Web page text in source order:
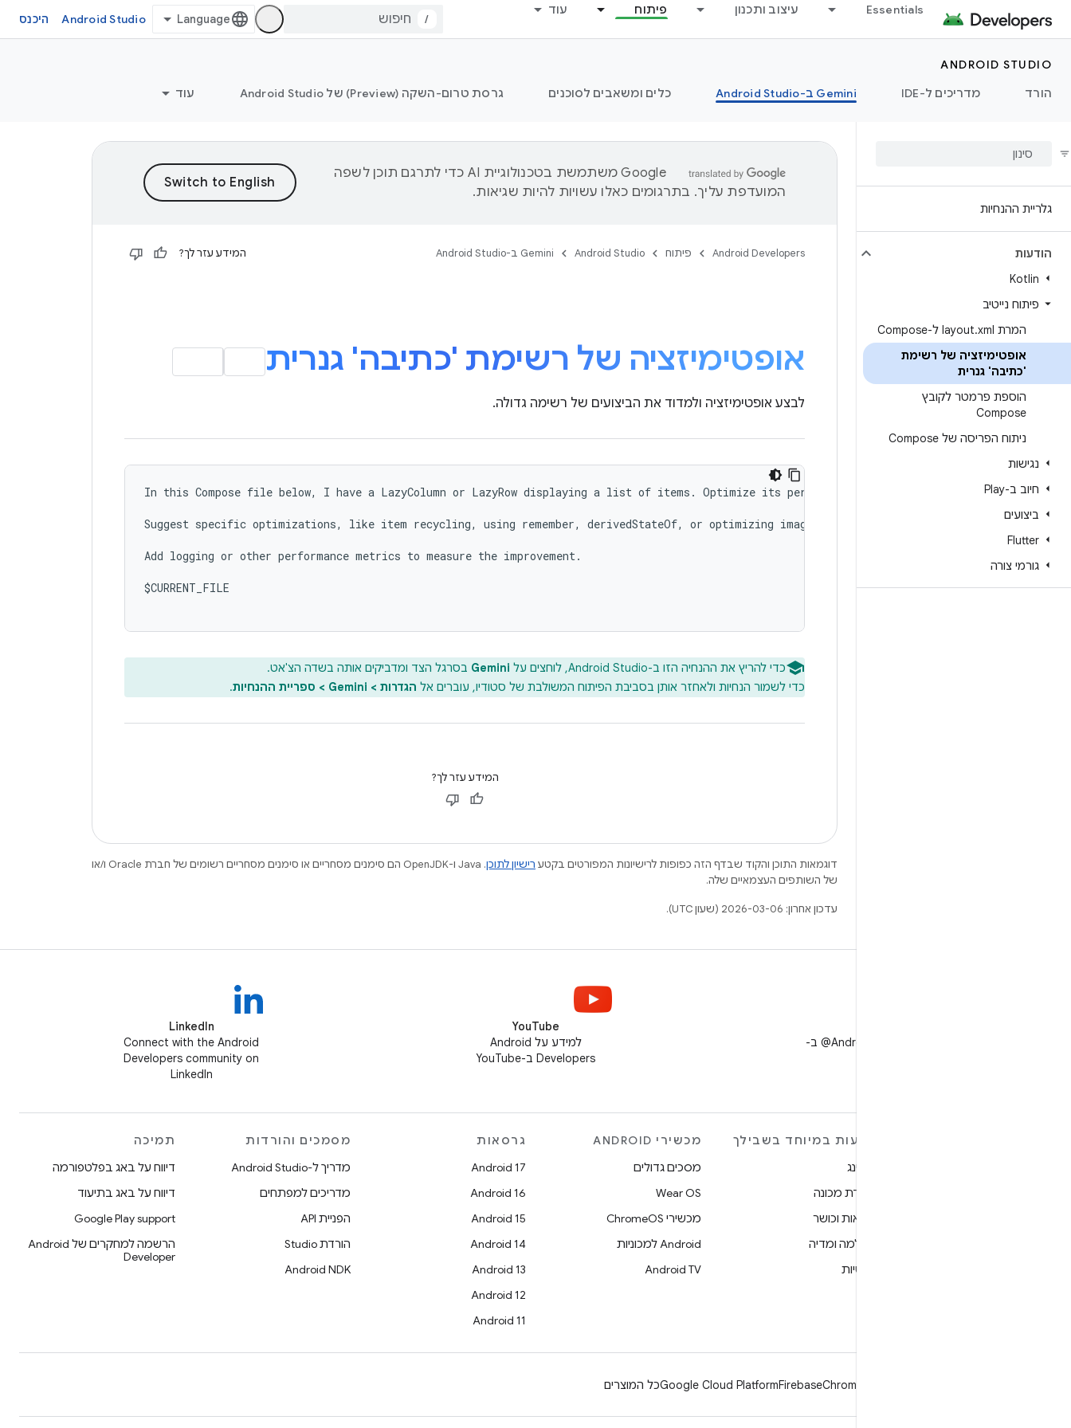
Essentials עיצוב ותכנון פיתוח עוד
/
Android Studio היכנס
ANDROID STUDIO
הורד
מדריכים ל-IDE ‫Gemini ב-Android Studio כלים ומשאבים לסוכנים גרסת טרום-השקה (Preview) של Android Studio עוד
גלריית ההנחיות
הודעות
Kotlin
פיתוח נייטיב
המרת layout
.xml ל-Compose
אופטימיזציה של רשימת
'כתיבה' גנרית
הוספת פרמטר לקובץ
Compose
ניתוח הפריסה של Compose
נגישות
חיוב ב-Play
ביצועים
Flutter
גורמי צורה
‫Google משתמשת בטכנולוגיית AI כדי לתרגם תוכן לשפה
המועדפת עליך. בתרגומים כאלו עשויות להיות שגיאות.
Android Developers פיתוח Android Studio ‫Gemini ב-Android Studio המידע עזר לך?
אופטימיזציה של רשימת 'כתיבה' גנרית
לבצע אופטימיזציה ולמדוד את הביצועים של רשימה גדולה.
In this Compose file below, I have a LazyColumn or LazyRow displaying a list of items. Optimize its performance for large lists.
Suggest specific optimizations, like item recycling, using remember, derivedStateOf, or optimizing image loading, and provide code examples to
Add logging or other performance metrics to measure the improvement.
$CURRENT_FILE
כדי להריץ את ההנחיה הזו ב-Android Studio, לוחצים על Gemini בסרגל הצד ומדביקים אותה בשדה הצ'אט.
כדי לשמור הנחיות ולאחזר אותן בסביבת הפיתוח המשולבת של סטודיו, עוברים אל הגדרות > Gemini > ספריית ההנחיות .
המידע עזר לך?
דוגמאות התוכן והקוד שבדף הזה כפופות לרישיונות המפורטים בקטע רישיון לתוכן
.‏ Java ו-OpenJDK הם סימנים מסחריים או סימנים מסחריים רשומים של חברת Oracle ו/או
של השותפים העצמאיים שלה.
עדכון אחרון: 2026-03-06 (שעון UTC).
למעקב אחר ‎@AndroidDev ב-
YouTube
למידע על Android
Developers ב-YouTube
LinkedIn
Connect with the Android
Developers community on
LinkedIn
הצעות במיוחד בשבילך
גיימינג
למידת מכונה
בריאות וכושר
מצלמה ומדיה
פרטיות
מכשירי ANDROID
מסכים גדולים
Wear OS
מכשירי ChromeOS
Android למכוניות
Android TV
גרסאות
Android 17
Android 16
Android 15
Android 14
Android 13
Android 12
Android 11
מסמכים והורדות
מדריך ל-Android Studio
מדריכים למפתחים
הפניית API
הורדת Studio
Android NDK
תמיכה
דיווח על באג בפלטפורמה
דיווח על באג בתיעוד
Google Play support
הרשמה למחקרים של Android
Developer
Chrome
Firebase
Google Cloud Platformכל המוצרים